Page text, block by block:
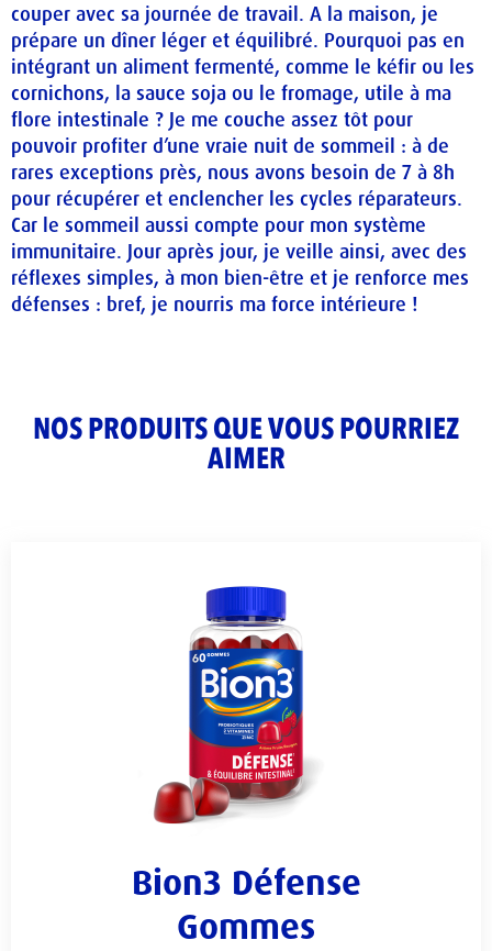
couper avec sa journée de travail. A la maison, je
prépare un dîner léger et équilibré. Pourquoi pas en
intégrant un aliment fermenté, comme le kéfir ou les
cornichons, la sauce soja ou le fromage, utile à ma
flore intestinale ? Je me couche assez tôt pour
pouvoir profiter d’une vraie nuit de sommeil : à de
rares exceptions près, nous avons besoin de 7 à 8h
pour récupérer et enclencher les cycles réparateurs.
Car le sommeil aussi compte pour mon système
immunitaire. Jour après jour, je veille ainsi, avec des
réflexes simples, à mon bien-être et je renforce mes
défenses : bref, je nourris ma force intérieure !
NOS PRODUITS QUE VOUS POURRIEZ
AIMER
Bion3 Défense
Gommes